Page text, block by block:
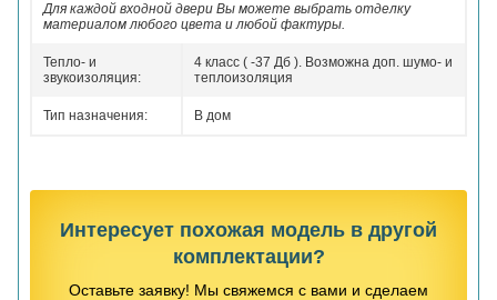
Для каждой входной двери Вы можете выбрать отделку
материалом любого цвета и любой фактуры.
Тепло- и
звукоизоляция:
4 класс ( -37 Дб ). Возможна доп. шумо- и
теплоизоляция
Тип назначения: В дом
Интересует похожая модель в другой
комплектации?
Оставьте заявку! Мы свяжемся с вами и сделаем